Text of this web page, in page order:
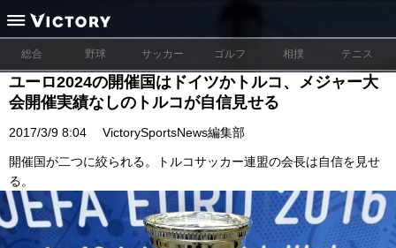
総合 野球 サッカー ゴルフ 相撲 テニス
ユーロ2024の開催国はドイツかトルコ、メジャー大
会開催実績なしのトルコが自信見せる
2017/3/9 8:04 VictorySportsNews編集部
開催国が二つに絞られる。トルコサッカー連盟の会長は自信を見せ
る。